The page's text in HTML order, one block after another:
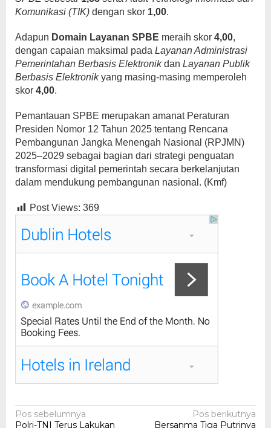
Komunikasi (TIK) dengan skor 1,00.
Adapun Domain Layanan SPBE meraih skor 4,00,
dengan capaian maksimal pada Layanan Administrasi
Pemerintahan Berbasis Elektronikdan Layanan Publik
Berbasis Elektronikyang masing-masing memperoleh
skor 4,00.
Pemantauan SPBE merupakan amanat Peraturan
Presiden Nomor 12 Tahun 2025 tentang Rencana
Pembangunan Jangka Menengah Nasional (RPJMN)
2025–2029 sebagai bagian dari strategi penguatan
transformasi digital pemerintah secara berkelanjutan
dalam mendukung pembangunan nasional. (Kmf)
Post Views: 369
Navigasi
Pos sebelumnya
Polri-TNI Terus Lakukan
Pos berikutnya
Bersanma Tiga Putrinya